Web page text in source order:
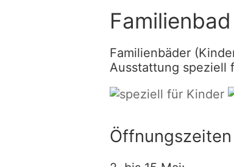
Familienbäder
Ausstattung speziell
Öffnungszeiten